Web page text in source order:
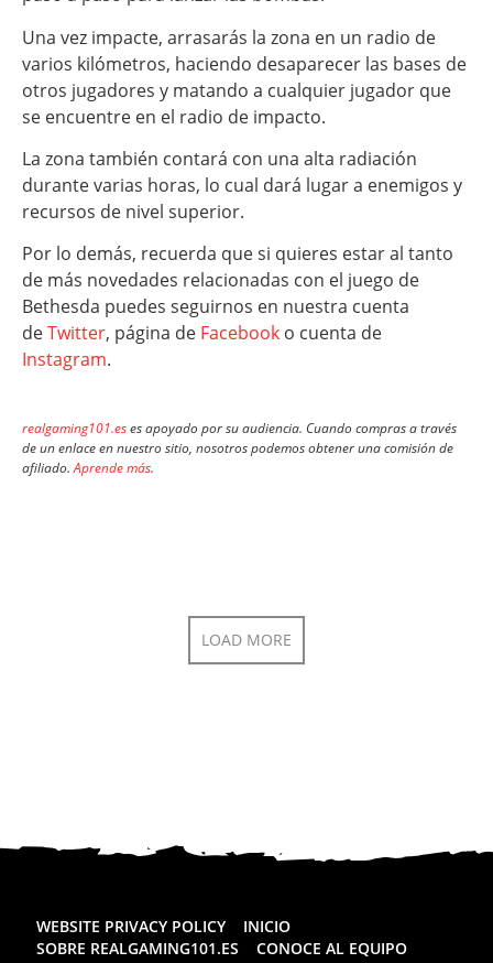
Una vez impacte, arrasarás la zona en un radio de
varios kilómetros, haciendo desaparecer las bases de
otros jugadores y matando a cualquier jugador que
se encuentre en el radio de impacto.
La zona también contará con una alta radiación
durante varias horas, lo cual dará lugar a enemigos y
recursos de nivel superior.
Por lo demás, recuerda que si quieres estar al tanto
de más novedades relacionadas con el juego de
Bethesda puedes seguirnos en nuestra cuenta
deTwitter, página de Facebook o cuenta de
Instagram.
realgaming101.eses apoyado por su audiencia. Cuando compras a través
de un enlace en nuestro sitio, nosotros podemos obtener una comisión de
afiliado.Aprende más.
LOAD MORE
WEBSITE PRIVACY POLICY
INICIO
SOBRE REALGAMING101.ES
CONOCE AL EQUIPO